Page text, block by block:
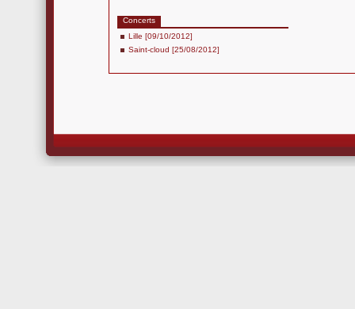
Concerts
Lille [09/10/2012]
Saint-cloud [25/08/2012]